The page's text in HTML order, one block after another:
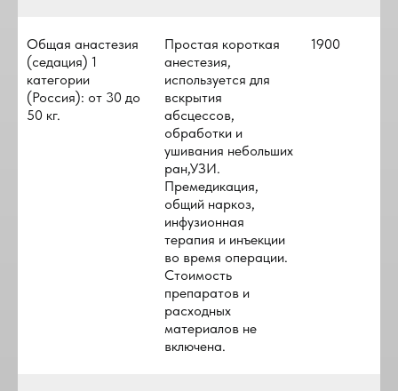
Общая анастезия
(седация) 1
категории
(Россия): от 30 до
50 кг.
Простая короткая
анестезия,
используется для
вскрытия
абсцессов,
обработки и
ушивания небольших
ран,УЗИ.
Премедикация,
общий наркоз,
инфузионная
терапия и инъекции
во время операции.
Стоимость
препаратов и
расходных
материалов не
включена.
1900